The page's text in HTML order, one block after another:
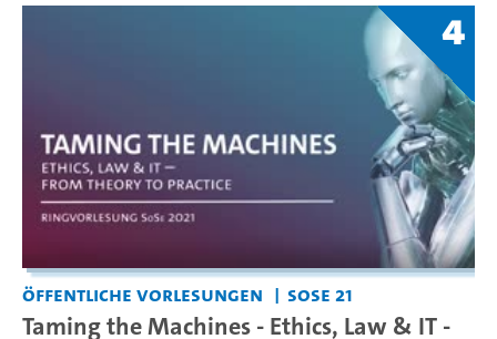
4
Öffentliche Vorlesungen SoSe 21
Taming the Machines - Ethics, Law & IT -